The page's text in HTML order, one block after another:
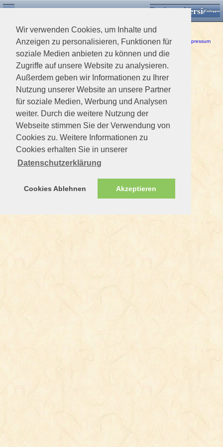
Wir verwenden Cookies, um Inhalte und
Anzeigen zu personalisieren, Funktionen für
soziale Medien anbieten zu können und die
Zugriffe auf unsere Website zu analysieren.
Außerdem geben wir Informationen zu Ihrer
Nutzung unserer Website an unsere Partner
für soziale Medien, Werbung und Analysen
weiter. Durch die weitere Nutzung der
Webseite stimmen Sie der Verwendung von
Cookies zu. Weitere Informationen zu
Cookies erhalten Sie in unserer
Datenschutzerklärung
Cookies Ablehnen Akzeptieren
Desktop VersionEinloggen
Ein Fehler ist aufgetreten!
Haftungsausschluss / Nutzungsbedingungen- Datenschutzerklärung Impressum